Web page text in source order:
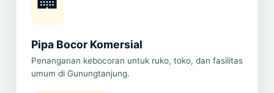
Pipa Bocor Komersial
Penanganan kebocoran untuk ruko, toko, dan fasilitas
umum di Gunungtanjung.